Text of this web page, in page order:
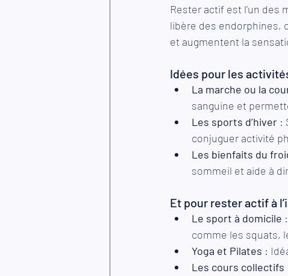
Rester actif est l’un des
libère des endorphines,
et augmentent la
Idées pour les
La marche ou la
sanguine et
Les sports d’hiver :
conjuguer activité
Les bienfaits du
sommeil et aide à
Et pour rester actif à
Le sport à domicile
comme les squats,
Yoga et Pilates :
Les cours collectifs